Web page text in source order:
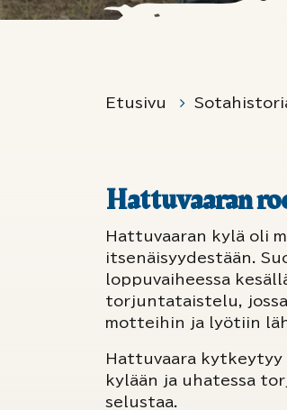
Etusivu
Hattuvaaran
Hattuvaaran kylä oli
itsenäisyydestään.
loppuvaiheessa
torjuntataistelu,
motteihin ja lyötiin
Hattuvaara
kylään ja uhatessa
selustaa.